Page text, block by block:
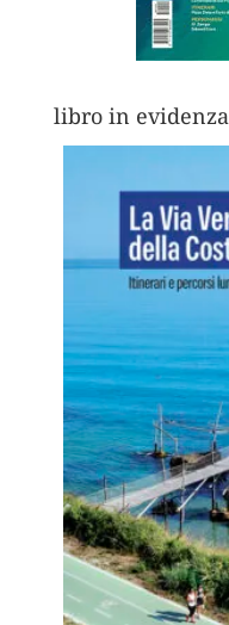
libro in evidenza